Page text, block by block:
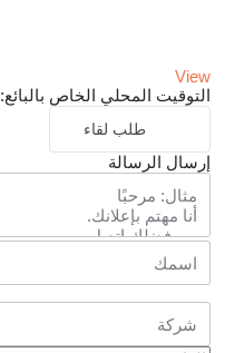
View
التوقيت المحلي الخاص بالبائع: 14:33 (CEST)
طلب لقاء
إرسال الرسالة